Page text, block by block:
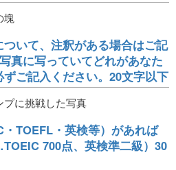
塊
いて、注釈がある場合はご記
真に写っていてどれがあなた
ご記入ください。20文字以下
に挑戦した写真
TOEFL・英検等）があれば
700点、英検準二級）30